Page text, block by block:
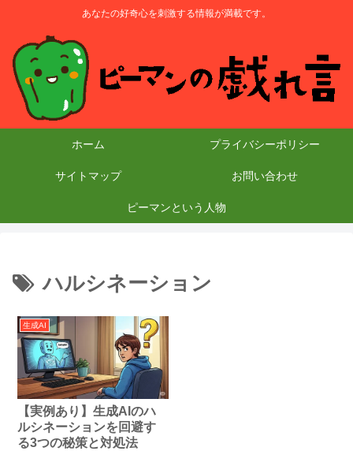
あなたの好奇心を刺激する情報が満載です。
ホーム プライバシーポリシー
サイトマップ お問い合わせ
ピーマンという人物
ハルシネーション
生成AI
【実例あり】生成AIのハ
ルシネーションを回避す
る3つの秘策と対処法